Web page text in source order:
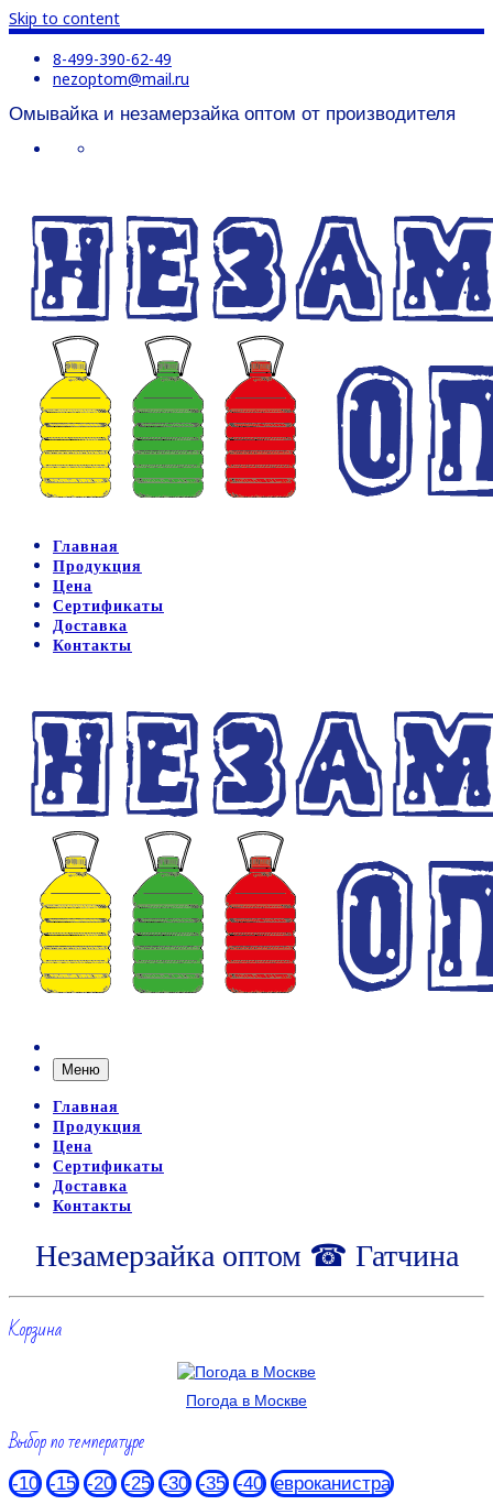
Skip to content
8-499-390-62-49
nezoptom@mail.ru
Омывайка и незамерзайка оптом от производителя
Главная
Продукция
Цена
Сертификаты
Доставка
Контакты
Меню
Главная
Продукция
Цена
Сертификаты
Доставка
Контакты
Незамерзайка оптом ☎ Гатчина
Корзина
Погода в Москве
Выбор по температуре
-10 -15 -20 -25 -30 -35 -40 евроканистра